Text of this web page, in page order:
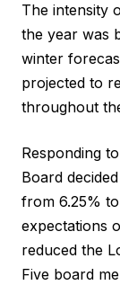
The intensity
the year was
winter
projected to
throughout
Responding
Board
from 6.25%
expectations
reduced the
Five board